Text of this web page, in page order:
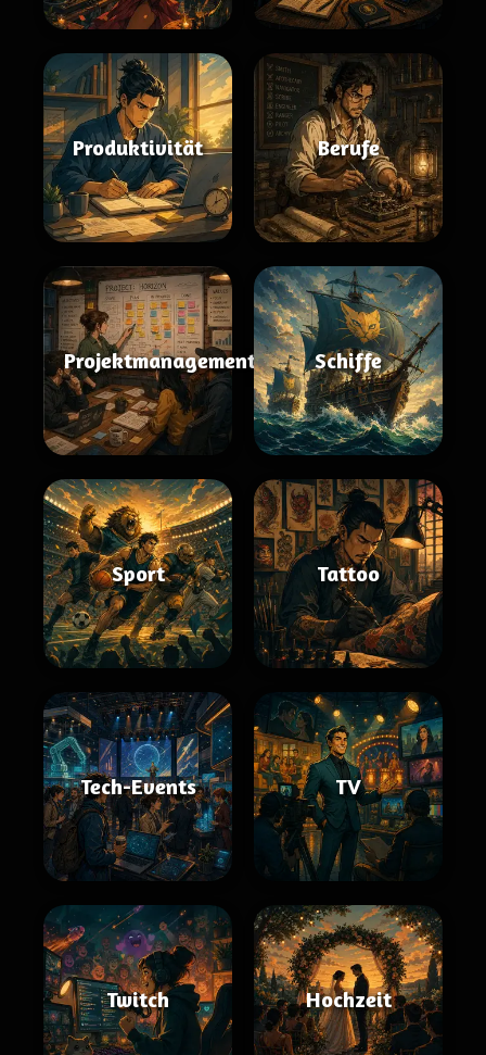
Produktivität Berufe
Projektmanagement Schiffe
Sport Tattoo
Tech-Events TV
Twitch Hochzeit